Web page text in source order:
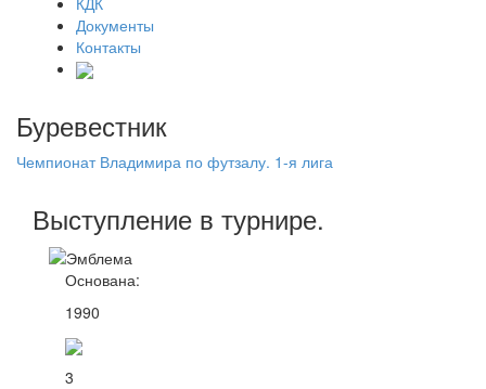
Документы
Контакты
Буревестник
Чемпионат Владимира по футзалу. 1-я лига
Выступление в турнире.
Основана:
1990
3